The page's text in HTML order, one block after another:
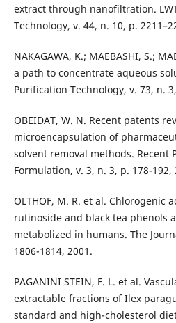
extract through nanofiltration.
Technology, v. 44, n. 10, p.
NAKAGAWA, K.; MAEBASHI, S.;
a path to concentrate aqueous
Purification Technology, v. 73, n.
OBEIDAT, W. N. Recent patents
microencapsulation of
solvent removal methods. Recent
Formulation, v. 3, n. 3, p. 178-192,
OLTHOF, M. R. et al. Chlorogenic
rutinoside and black tea phenols
metabolized in humans. The
1806-1814, 2001.
PAGANINI STEIN, F. L. et al.
extractable fractions of Ilex
standard and high-cholesterol